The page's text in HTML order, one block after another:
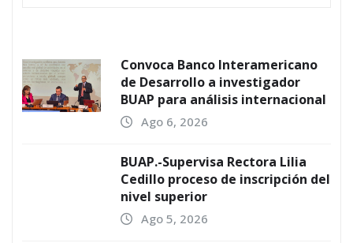
Convoca Banco Interamericano
de Desarrollo a investigador
BUAP para análisis internacional
Ago 6, 2026
BUAP.-Supervisa Rectora Lilia
Cedillo proceso de inscripción del
nivel superior
Ago 5, 2026